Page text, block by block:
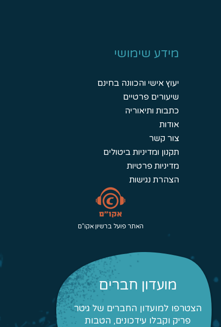
מידע שימושי
יעוץ אישי והכוונה בחינם
שיעורים פרטיים
כתבות ותיאוריה
אודות
צור קשר
תקנון ומדיניות ביטולים
מדיניות פרטיות
הצהרת נגישות
האתר פועל ברשיון אקו"ם
מועדון חברים
הצטרפו למועדון החברים של גיטר
פריק וקבלו עידכונים, הטבות